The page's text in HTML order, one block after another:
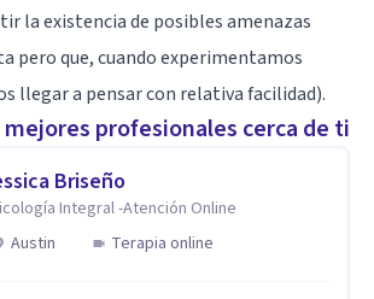
la existencia de posibles amenazas
pero que, cuando experimentamos
llegar a pensar con relativa facilidad).
profesionales cerca de ti
Briseño
Integral -Atención Online
Austin
Terapia online